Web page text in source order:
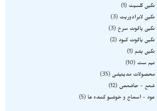
نگین کلسیت
1
نگین لابرادوریت
3
نگین یاقوت سرخ
3
نگین یاقوت کبود
2
نگین یشم
1
نیم ست
10
محصولات مدیتیشن 35
شمع - جاشمعی
12
عود - اسماج و خوشبو کننده ها
5